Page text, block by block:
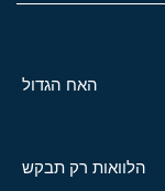
האח הגדול
הלוואות רק תבקש